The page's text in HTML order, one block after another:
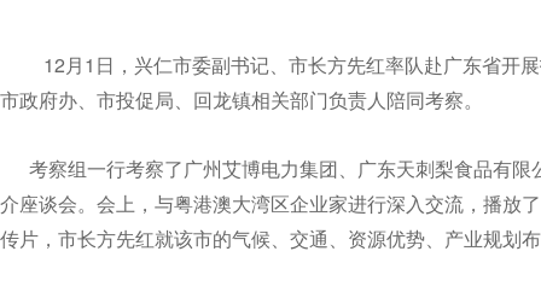
12月1日，兴仁市委副书记、市长方先红率队赴广东省开
市政府办、市投促局、回龙镇相关部门负责人陪同考察。
考察组一行考察了广州艾博电力集团、广东天刺梨食品有限
介座谈会。会上，与粤港澳大湾区企业家进行深入交流，播放
传片，市长方先红就该市的气候、交通、资源优势、产业规划